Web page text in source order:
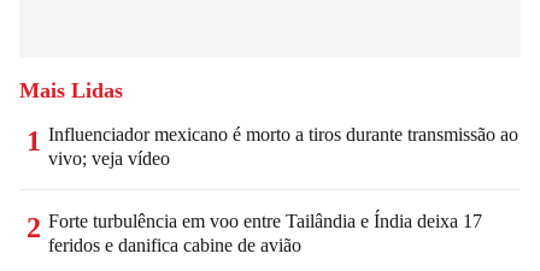
Mais Lidas
1 Influenciador mexicano é morto a tiros durante transmissão ao
vivo; veja vídeo
2 Forte turbulência em voo entre Tailândia e Índia deixa 17
feridos e danifica cabine de avião